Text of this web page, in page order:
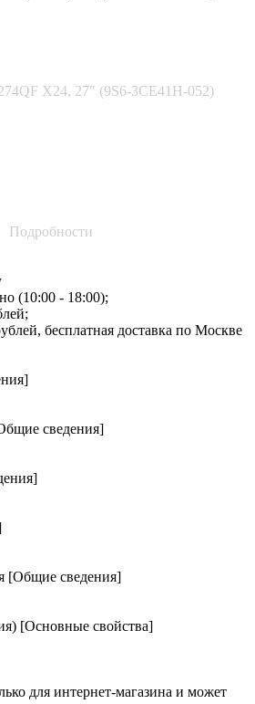
Подробности
(10:00 - 18:00);
бесплатная доставка по Москве
сведения]
[Общие сведения]
[Основные свойства]
для интернет-магазина и может